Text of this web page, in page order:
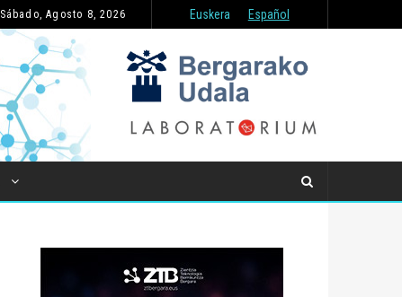
Sábado, Agosto 8, 2026 Euskera Español